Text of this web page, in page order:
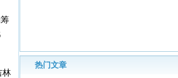
林
热门文章